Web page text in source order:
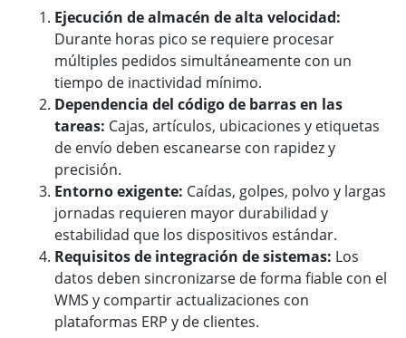
Ejecución de almacén de alta velocidad:
Durante horas pico se requiere procesar
múltiples pedidos simultáneamente con un
tiempo de inactividad mínimo.
Dependencia del código de barras en las
tareas: Cajas, artículos, ubicaciones y etiquetas
de envío deben escanearse con rapidez y
precisión.
Entorno exigente: Caídas, golpes, polvo y largas
jornadas requieren mayor durabilidad y
estabilidad que los dispositivos estándar.
Requisitos de integración de sistemas: Los
datos deben sincronizarse de forma fiable con el
WMS y compartir actualizaciones con
plataformas ERP y de clientes.